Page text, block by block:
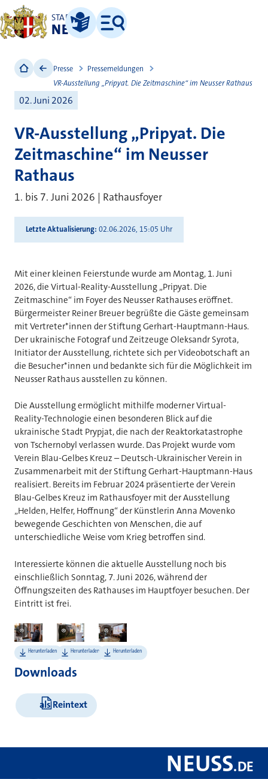
STADT
NEUSS
Leichte Sprache
Menü
Presse
Pressemeldungen
VR-Ausstellung „Pripyat. Die Zeitmaschine“ im Neusser Rathaus
02. Juni 2026
VR-Ausstellung „Pripyat. Die
Zeitmaschine“ im Neusser
Rathaus
1. bis 7. Juni 2026 | Rathausfoyer
Letzte Aktualisierung 02.06.2026, 15:05 Uhr
Mit einer kleinen Feierstunde wurde am Montag, 1. Juni
2026, die Virtual-Reality-Ausstellung „Pripyat. Die
Zeitmaschine“ im Foyer des Neusser Rathauses eröffnet.
Bürgermeister Reiner Breuer begrüßte die Gäste gemeinsam
mit Vertreter*innen der Stiftung Gerhart-Hauptmann-Haus.
Der ukrainische Fotograf und Zeitzeuge Oleksandr Syrota,
Initiator der Ausstellung, richtete sich per Videobotschaft an
die Besucher*innen und bedankte sich für die Möglichkeit im
Neusser Rathaus ausstellen zu können.
Die Ausstellung ermöglicht mithilfe moderner Virtual-
Reality-Technologie einen besonderen Blick auf die
ukrainische Stadt Prypjat, die nach der Reaktorkatastrophe
von Tschernobyl verlassen wurde. Das Projekt wurde vom
Verein Blau-Gelbes Kreuz – Deutsch-Ukrainischer Verein in
Zusammenarbeit mit der Stiftung Gerhart-Hauptmann-Haus
realisiert. Bereits im Februar 2024 präsentierte der Verein
Blau-Gelbes Kreuz im Rathausfoyer mit der Ausstellung
„Helden, Helfer, Hoffnung“ der Künstlerin Anna Movenko
bewegende Geschichten von Menschen, die auf
unterschiedliche Weise vom Krieg betroffen sind.
Interessierte können die aktuelle Ausstellung noch bis
einschließlich Sonntag, 7. Juni 2026, während der
Öffnungszeiten des Rathauses im Hauptfoyer besuchen. Der
Eintritt ist frei.
Bilder
©
Stadt Neuss Herunterladen
©
Stadt Neuss Herunterladen
©
Stadt Neuss Herunterladen
Downloads
als Reintext
NEUSS.DE